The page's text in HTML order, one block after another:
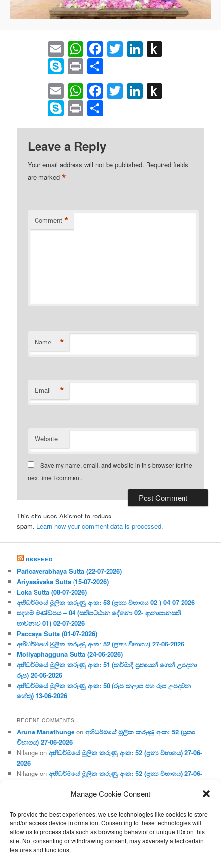
Manage Cookie Consent
To provide the best experiences, we use technologies like cookies to store
and/or access device information. Consenting to these technologies will
allow us to process data such as browsing behavior or unique IDs on this
site. Not consenting or withdrawing consent, may adversely affect certain
features and functions.
EmailWhatsApp
Facebook
TwitterLinkedIn
Skype
Print
EmailWhatsApp
Facebook
TwitterLinkedIn
Kindle
Skype
Print
Leave a Reply
Your email address will not be published. Required fields
are marked*
Comment *
Name *
Email *
Website
Save my name, email, and website in this browser for the
next time I comment.
This site uses Akismet to reduce
spam. Learn how your comment data is processed.
RSSFEED
Pañcaverabhaya Sutta (22-07-2026)
Ariyasāvaka Sutta (15-07-2026)
Loka Sutta (08-07-2026)
අභිධර්මයේ මූලික කරුණු අංක: 53 (ප්‍ර‍ත්‍ය විභාගය 02 ) 04-07-2026
සදහම් මණ්ඩපය – 04 (සතිපට්ඨාන දේශනා 02- ආනාපානසති
භාවනාව 01) 02-07-2026
Paccaya Sutta (01-07-2026)
අභිධර්මයේ මූලික කරුණු අංක: 52 (ප්‍ර‍ත්‍ය විභාගය) 27-06-2026
Moliyaphagguna Sutta (24-06-2026)
අභිධර්මයේ මූලික කරුණු අංක: 51 (කර්මාදි ප්‍ර‍ත්‍යයන් ගෙන් උපදනා
රූප) 20-06-2026
අභිධර්මයේ මූලික කරුණු අංක: 50 (රූප කලාප සහ රූප උපදවන
හේතු) 13-06-2026
RECENT COMMENTS
Aruna Manathunge onඅභිධර්මයේ මූලික කරුණු අංක: 52 (ප්‍ර‍ත්‍ය
විභාගය) 27-06-2026
Nilange onඅභිධර්මයේ මූලික කරුණු අංක: 52 (ප්‍ර‍ත්‍ය විභාගය) 27-06-
2026
Nilange onඅභිධර්මයේ මූලික කරුණු අංක: 52 (ප්‍ර‍ත්‍ය විභාගය) 27-06-
Aruna Manathungeonඅභිධර්මයේ මූලික කරුණු අංක: 46 (හෘදය,
Gunaratneonඅභිධර්මයේ මූලික කරුණු අංක: 46 (හෘදය, ජීවිත,
ආහාර රූප) 02-05-2026